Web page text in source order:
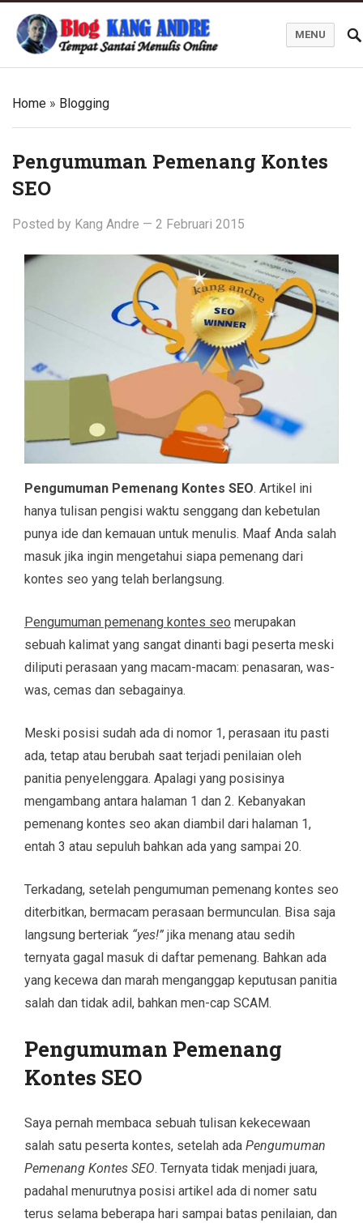
Kang Andre Online
MENU
Home » Blogging
Pengumuman Pemenang Kontes
SEO
Posted by Kang Andre — 2 Februari 2015
Pengumuman Pemenang Kontes SEO. Artikel ini
hanya tulisan pengisi waktu senggang dan kebetulan
punya ide dan kemauan untuk menulis. Maaf Anda salah
masuk jika ingin mengetahui siapa pemenang dari
kontes seo yang telah berlangsung.
Pengumuman pemenang kontes seo merupakan
sebuah kalimat yang sangat dinanti bagi peserta meski
diliputi perasaan yang macam-macam: penasaran, was-
was, cemas dan sebagainya.
Meski posisi sudah ada di nomor 1, perasaan itu pasti
ada, tetap atau berubah saat terjadi penilaian oleh
panitia penyelenggara. Apalagi yang posisinya
mengambang antara halaman 1 dan 2. Kebanyakan
pemenang kontes seo akan diambil dari halaman 1,
entah 3 atau sepuluh bahkan ada yang sampai 20.
Terkadang, setelah pengumuman pemenang kontes seo
diterbitkan, bermacam perasaan bermunculan. Bisa saja
langsung berteriak “yes!” jika menang atau sedih
ternyata gagal masuk di daftar pemenang. Bahkan ada
yang kecewa dan marah menganggap keputusan panitia
salah dan tidak adil, bahkan men-cap SCAM.
Pengumuman Pemenang
Kontes SEO
Saya pernah membaca sebuah tulisan kekecewaan
salah satu peserta kontes, setelah ada Pengumuman
Pemenang Kontes SEO. Ternyata tidak menjadi juara,
padahal menurutnya posisi artikel ada di nomer satu
terus selama beberapa hari sampai batas penilaian, dan